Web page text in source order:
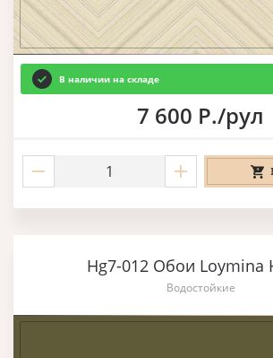
В наличии на складе
7 600 Р./рул
Hg7-012 Обои Loymina
Водостойкие